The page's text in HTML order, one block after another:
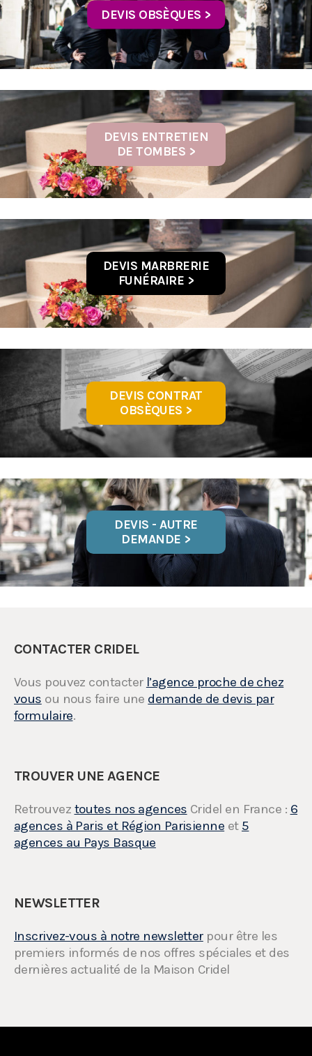
DEVIS OBSÈQUES >
DEVIS ENTRETIEN
DE TOMBES >
DEVIS MARBRERIE
FUNÉRAIRE >
DEVIS CONTRAT
OBSÈQUES >
DEVIS - AUTRE
DEMANDE >
CONTACTER CRIDEL
Vous pouvez contacter l’agence proche de chez
vous ou nous faire une demande de devis par
formulaire.
TROUVER UNE AGENCE
Retrouvez toutes nos agences Cridel en France : 6
agences à Paris et Région Parisienne et 5
agences au Pays Basque
NEWSLETTER
Inscrivez-vous à notre newsletterpour être les
premiers informés de nos offres spéciales et des
dernières actualité de la Maison Cridel